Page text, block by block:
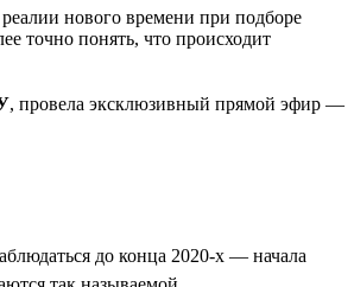
нового времени при подборе
точно понять, что происходит
, провела эксклюзивный прямой эфир —
до конца 2020-х — начала